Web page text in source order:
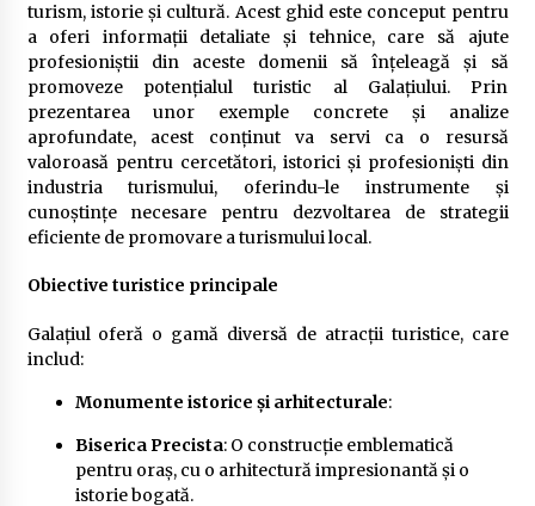
turism, istorie și cultură. Acest ghid este conceput pentru
a oferi informații detaliate și tehnice, care să ajute
profesioniștii din aceste domenii să înțeleagă și să
promoveze potențialul turistic al Galațiului. Prin
prezentarea unor exemple concrete și analize
aprofundate, acest conținut va servi ca o resursă
valoroasă pentru cercetători, istorici și profesioniști din
industria turismului, oferindu-le instrumente și
cunoștințe necesare pentru dezvoltarea de strategii
eficiente de promovare a turismului local.
Obiective turistice principale
Galațiul oferă o gamă diversă de atracții turistice, care
includ:
Monumente istorice și arhitecturale:
Biserica Precista: O construcție emblematică
pentru oraș, cu o arhitectură impresionantă și o
istorie bogată.